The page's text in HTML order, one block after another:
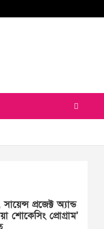
প্রজেক্ট অ্যান্ড
প্রোগ্রাম’